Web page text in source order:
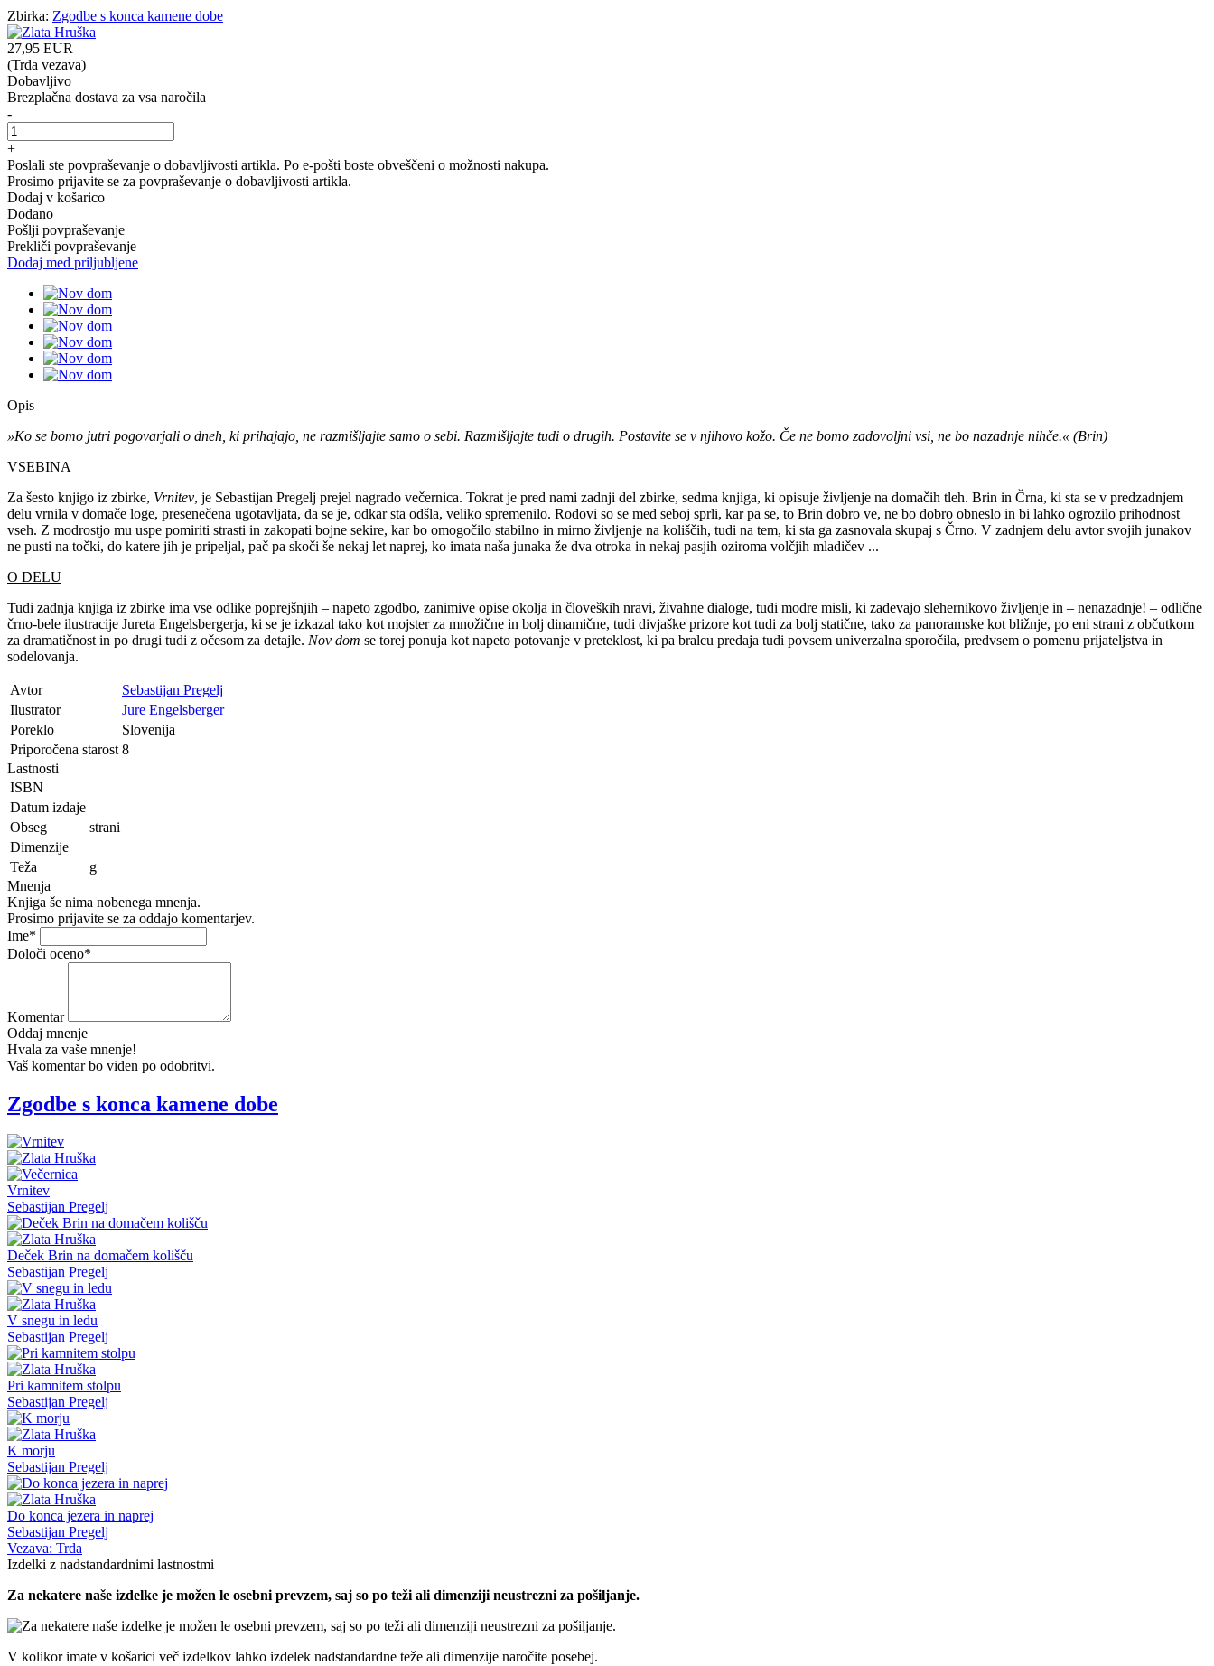
Zbirka: Zgodbe s konca kamene dobe
27,95 EUR
(Trda vezava)
Dobavljivo
Brezplačna dostava za vsa naročila
-
+
Poslali ste povpraševanje o dobavljivosti artikla. Po e-pošti boste obveščeni o možnosti nakupa.
Prosimo prijavite se za povpraševanje o dobavljivosti artikla.
Dodaj v košarico
Dodano
Pošlji povpraševanje
Prekliči povpraševanje
Dodaj med priljubljene
Opis
»Ko se bomo jutri pogovarjali o dneh, ki prihajajo, ne razmišljajte samo o sebi. Razmišljajte tudi o drugih. Postavite se v njihovo kožo. Če ne bomo zadovoljni vsi, ne bo nazadnje nihče.« (Brin)
VSEBINA
Za šesto knjigo iz zbirke, Vrnitev, je Sebastijan Pregelj prejel nagrado večernica. Tokrat je pred nami zadnji del zbirke, sedma knjiga, ki opisuje življenje na domačih tleh. Brin in Črna, ki sta se v predzadnjem
delu vrnila v domače loge, presenečena ugotavljata, da se je, odkar sta odšla, veliko spremenilo. Rodovi so se med seboj sprli, kar pa se, to Brin dobro ve, ne bo dobro obneslo in bi lahko ogrozilo prihodnost
vseh. Z modrostjo mu uspe pomiriti strasti in zakopati bojne sekire, kar bo omogočilo stabilno in mirno življenje na koliščih, tudi na tem, ki sta ga zasnovala skupaj s Črno. V zadnjem delu avtor svojih junakov
ne pusti na točki, do katere jih je pripeljal, pač pa skoči še nekaj let naprej, ko imata naša junaka že dva otroka in nekaj pasjih oziroma volčjih mladičev ...
O DELU
Tudi zadnja knjiga iz zbirke ima vse odlike poprejšnjih – napeto zgodbo, zanimive opise okolja in človeških nravi, živahne dialoge, tudi modre misli, ki zadevajo slehernikovo življenje in – nenazadnje! – odlične
črno-bele ilustracije Jureta Engelsbergerja, ki se je izkazal tako kot mojster za množične in bolj dinamične, tudi divjaške prizore kot tudi za bolj statične, tako za panoramske kot bližnje, po eni strani z občutkom
za dramatičnost in po drugi tudi z očesom za detajle. Nov dom se torej ponuja kot napeto potovanje v preteklost, ki pa bralcu predaja tudi povsem univerzalna sporočila, predvsem o pomenu prijateljstva in
sodelovanja.
Avtor
Sebastijan Pregelj
Ilustrator
Jure Engelsberger
Poreklo
Slovenija
Priporočena starost 8
Lastnosti
ISBN
Datum izdaje
Obseg
strani
Dimenzije
Teža
g
Mnenja
Knjiga še nima nobenega mnenja.
Prosimo prijavite se za oddajo komentarjev.
Ime*
Določi oceno*
Komentar
Oddaj mnenje
Hvala za vaše mnenje!
Vaš komentar bo viden po odobritvi.
Zgodbe s konca kamene dobe
Vrnitev
Sebastijan Pregelj
Deček Brin na domačem kolišču
Sebastijan Pregelj
V snegu in ledu
Sebastijan Pregelj
Pri kamnitem stolpu
Sebastijan Pregelj
K morju
Sebastijan Pregelj
Do konca jezera in naprej
Sebastijan Pregelj
Vezava: Trda
Izdelki z nadstandardnimi lastnostmi
Za nekatere naše izdelke je možen le osebni prevzem, saj so po teži ali dimenziji neustrezni za pošiljanje.
V kolikor imate v košarici več izdelkov lahko izdelek nadstandardne teže ali dimenzije naročite posebej.